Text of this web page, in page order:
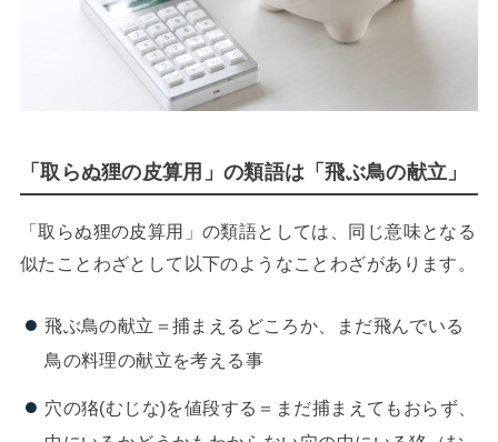
「取らぬ狸の皮算用」の類語は「飛ぶ鳥の献立」
「取らぬ狸の皮算用」の類語としては、同じ意味となる
似たことわざとして以下のようなことわざがあります。
飛ぶ鳥の献立＝捕まえるどころか、まだ飛んでいる
鳥の料理の献立を考える事
穴の狢(むじな)を値段する＝まだ捕まえてもおらず、